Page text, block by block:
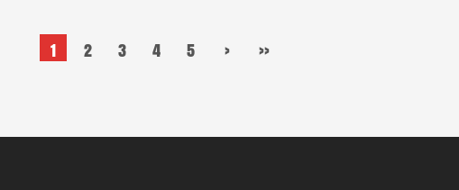
1 2 3 4 5 › ››